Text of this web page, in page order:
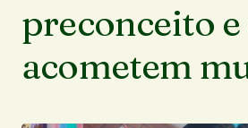
preconceito
acometem